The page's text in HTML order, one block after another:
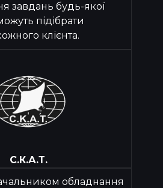
завдань будь-якої
підібрати
клієнта.
С.К.А.Т.
обладнання